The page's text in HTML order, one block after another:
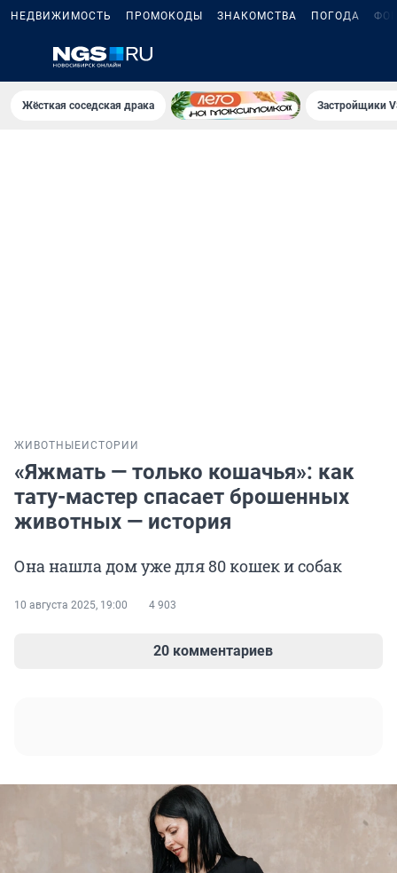
НЕДВИЖИМОСТЬ ПРОМОКОДЫ ЗНАКОМСТВА ПОГОДА
Жёсткая соседская драка Застройщики
ЖИВОТНЫЕ ИСТОРИИ
«Яжмать — только кошачья»: как
тату-мастер спасает брошенных
животных — история
Она нашла дом уже для 80 кошек и собак
10 августа 2025, 19:00 4 903
20 комментариев